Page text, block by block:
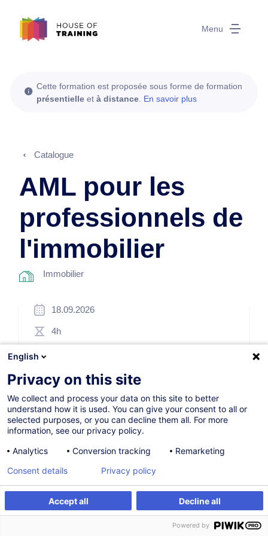
Menu
S'inscrire Formation sur mesure
Cette formation est proposée sous forme de formation
présentielle et à distance En savoir plus
Catalogue
AML pour les
professionnels de
l'immobilier
Immobilier
18.09.2026
4h
Formation à distance
Cours du jour
French / Français
002436
English
Privacy on this site
We collect and process your data on this site to better
understand how it is used. You can give your consent to all or
selected purposes, or you can decline them all. For more
information, see our privacy policy.
Analytics
Conversion tracking Remarketing
Accept all Decline all
Consent details Privacy policy
Powered by